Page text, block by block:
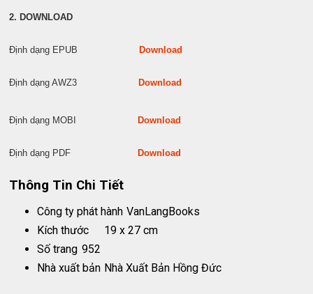
2. DOWNLOAD
Định dạng EPUB Download
Định dạng AWZ3 Download
Định dạng MOBI Download
Định dạng PDF Download
Thông Tin Chi Tiết
Công ty phát hành VanLangBooks
Kích thước
19 x 27 cm
Số trang 952
Nhà xuất bản Nhà Xuất Bản Hồng Đức